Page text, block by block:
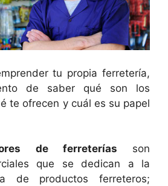
tu propia ferretería,
de saber qué son los
te ofrecen y cuál es su papel
de ferreterías son
que se dedican a la
de productos ferreteros;